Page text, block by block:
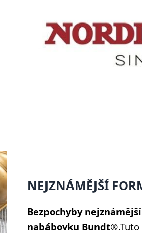
NEJZNÁMĚJŠÍ
Bezpochyby
nabábovku Bundt®.